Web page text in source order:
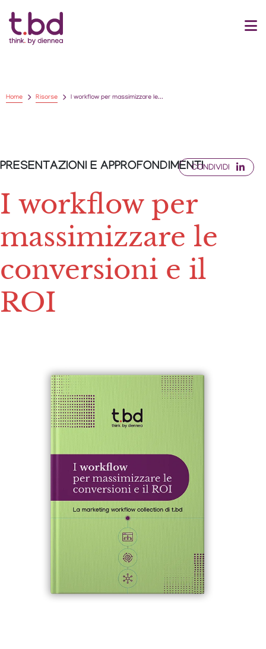
Home Risorse I workflow per massimizzare le...
PRESENTAZIONI E APPROFONDIMENTICONDIVIDI
I workflow per
massimizzare le
conversioni e il
ROI